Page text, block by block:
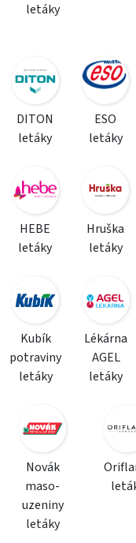
letáky
DITON
letáky
ESO
letáky
HEBE
letáky
Hruška
letáky
Kubík
potraviny
letáky
Lékárna
AGEL
letáky
Novák
maso-
uzeniny
letáky